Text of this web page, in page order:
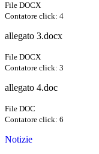
File DOCX
Contatore click: 4
allegato 3.docx
File DOCX
Contatore click: 3
allegato 4.doc
File DOC
Contatore click: 6
Notizie